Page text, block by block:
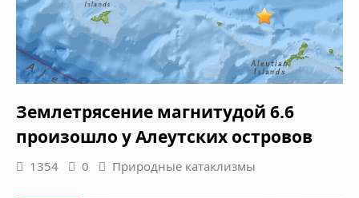
Землетрясение магнитудой 6.6
произошло у Алеутских островов
1354 0 Природные катаклизмы